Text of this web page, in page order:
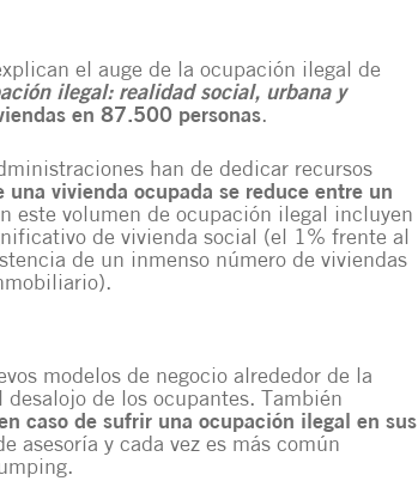
el auge de la ocupación ilegal de
ilegal: realidad social, urbana y
en 87.500 personas.
han de dedicar recursos
una vivienda ocupada se reduce entre un
este volumen de ocupación ilegal incluyen
de vivienda social (el 1% frente al
de un inmenso número de viviendas
modelos de negocio alrededor de la
de los ocupantes. También
caso de sufrir una ocupación ilegal en sus
asesoría y cada vez es más común